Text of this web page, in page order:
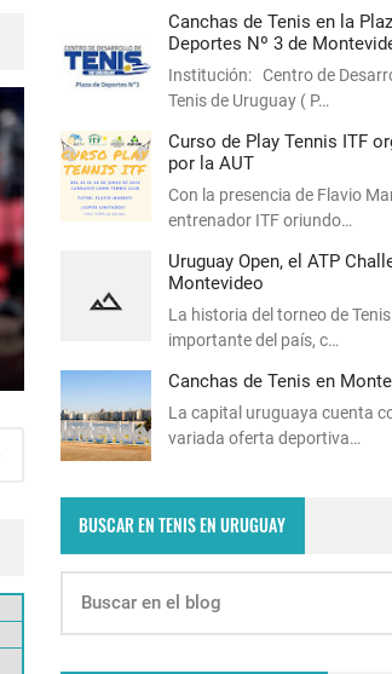
Canchas de Tenis en la
Deportes Nº 3 de
Institución: Centro de
Tenis de Uruguay ( P…
Curso de Play Tennis ITF
por la AUT
Con la presencia de Flavio
entrenador ITF oriundo…
Uruguay Open, el ATP
Montevideo
La historia del torneo de
importante del país, c…
Canchas de Tenis en
La capital uruguaya cuenta
variada oferta deportiva…
BUSCAR EN TENIS EN URUGUAY